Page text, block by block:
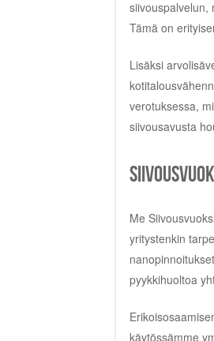
siivouspalvelun,
Tämä on
Lisäksi
verotuksessa,
siivousavusta
Me
yritystenkin
pyykkihuoltoa
käytössämme